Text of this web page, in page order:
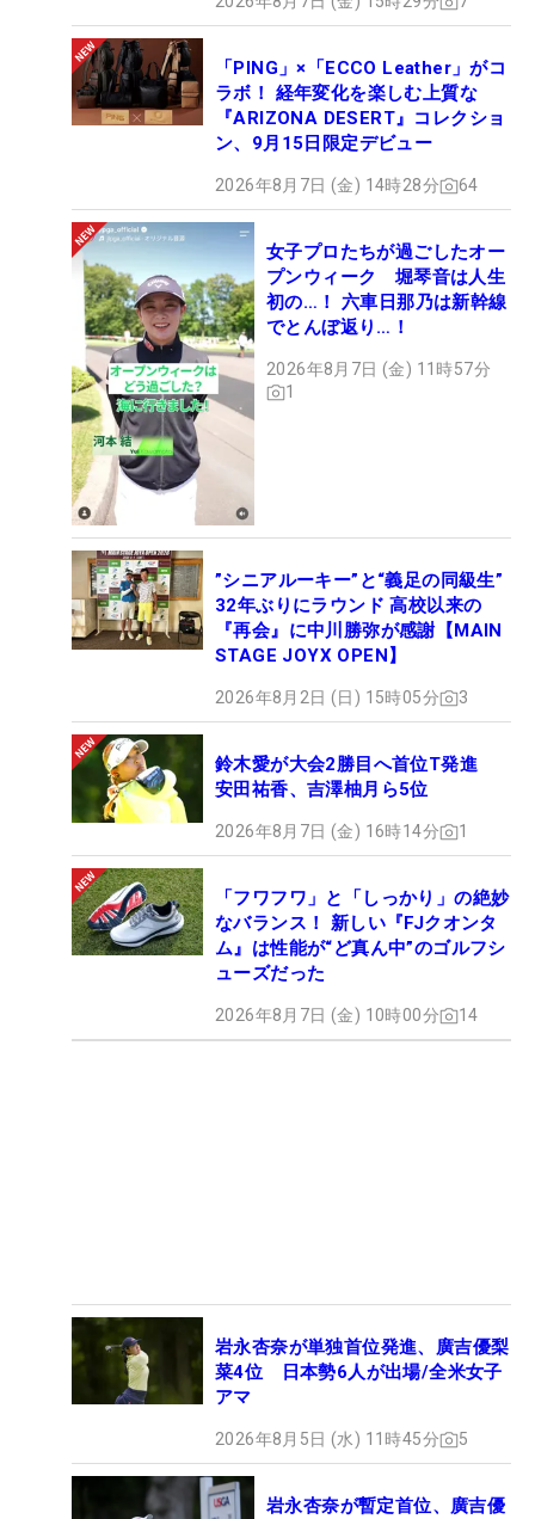
「PING」×「ECCO Leather」がコ
ラボ！ 経年変化を楽しむ上質な
『ARIZONA DESERT』コレクショ
ン、9月15日限定デビュー
2026年8月7日 (金) 14時28分 64
女子プロたちが過ごしたオー
プンウィーク 堀琴音は人生
初の…！ 六車日那乃は新幹線
でとんぼ返り…！
2026年8月7日 (金) 11時57分
1
”シニアルーキー”と“義足の同級生”
32年ぶりにラウンド 高校以来の
『再会』に中川勝弥が感謝【MAIN
STAGE JOYX OPEN】
2026年8月2日 (日) 15時05分 3
鈴木愛が大会2勝目へ首位T発進
安田祐香、吉澤柚月ら5位
2026年8月7日 (金) 16時14分 1
「フワフワ」と「しっかり」の絶妙
なバランス！ 新しい『FJクオンタ
ム』は性能が“ど真ん中”のゴルフシ
ューズだった
2026年8月7日 (金) 10時00分 14
岩永杏奈が単独首位発進、廣吉優梨
菜4位 日本勢6人が出場/全米女子
アマ
2026年8月5日 (水) 11時45分 5
岩永杏奈が暫定首位、廣吉優